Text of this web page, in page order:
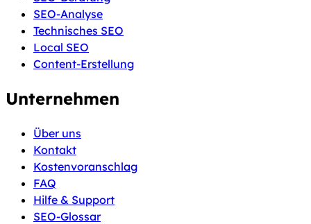
SEO-Analyse
Technisches SEO
Local SEO
Content-Erstellung
Unternehmen
Über uns
Kontakt
Kostenvoranschlag
FAQ
Hilfe & Support
SEO-Glossar